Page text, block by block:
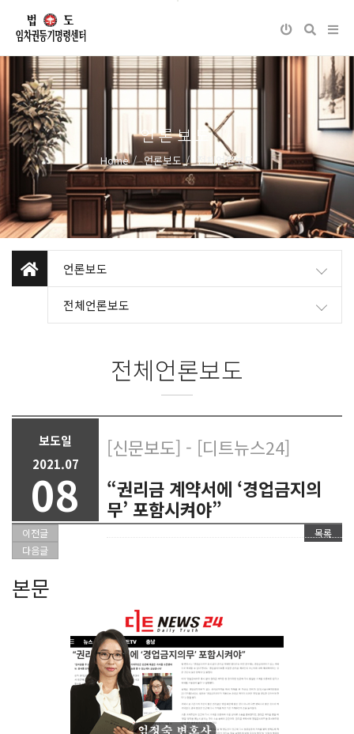
언론보도
Home 언론보도 전체언론보도
언론보도
전체언론보도
전체언론보도
보도일
2021.07
08
[신문보도] - [디트뉴스24]
“권리금 계약서에 ‘경업금지의
무’ 포함시켜야”
이전글
다음글
목록
본문